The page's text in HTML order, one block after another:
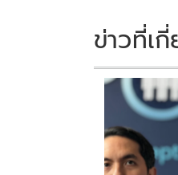
k
ข่าวที่เ